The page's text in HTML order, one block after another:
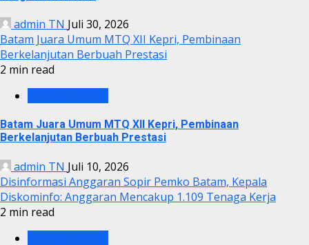
admin TN Juli 30, 2026
Batam Juara Umum MTQ XII Kepri, Pembinaan
Berkelanjutan Berbuah Prestasi
2 min read
Batam Juara Umum MTQ XII Kepri, Pembinaan
Berkelanjutan Berbuah Prestasi
admin TN Juli 10, 2026
Disinformasi Anggaran Sopir Pemko Batam, Kepala
Diskominfo: Anggaran Mencakup 1.109 Tenaga Kerja
2 min read